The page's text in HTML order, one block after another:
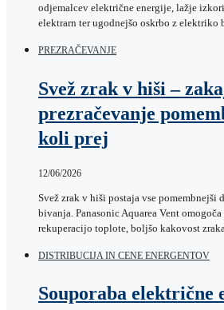
odjemalcev električne energije, lažje
elektrarn ter ugodnejšo oskrbo z elektriko
PREZRAČEVANJE
Svež zrak v hiši –
prezračevanje
koli prej
12/06/2026
Svež zrak v hiši postaja vse pomembnejši
bivanja. Panasonic Aquarea Vent
rekuperacijo toplote, boljšo kakovost
DISTRIBUCIJA IN CENE ENERGENTOV
Souporaba električne